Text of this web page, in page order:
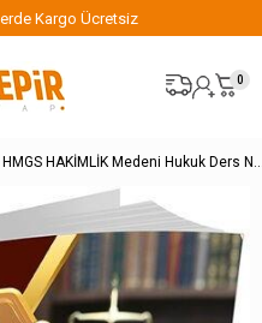
Kargo Ücretsiz
0
Savaş Yayınları HUKAL HMGS